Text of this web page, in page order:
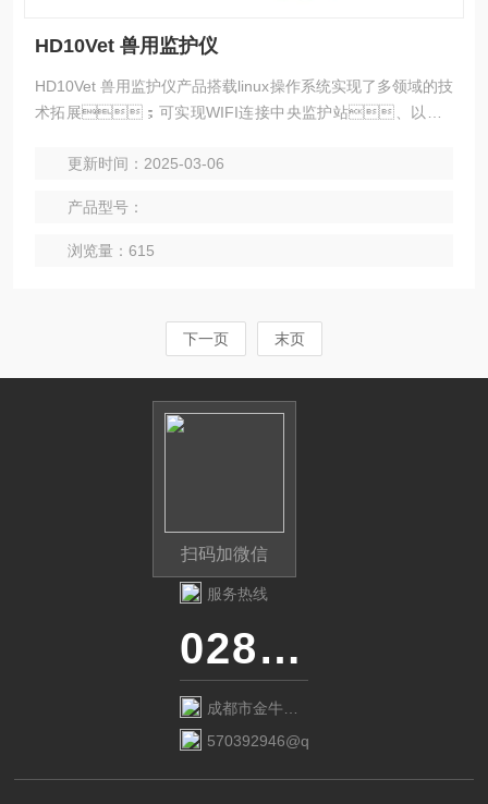
HD10Vet 兽用监护仪
HD10Vet 兽用监护仪产品搭载linux操作系统实现了多领域的技
术拓展；可实现WIFI连接中央监护站、以及U
等。
更新时间：2025-03-06
产品型号：
浏览量：615
下一页 末页
扫码加微信
服务热线
028-87741718
成都市金牛区
金府路799号1
570392946@qq.com